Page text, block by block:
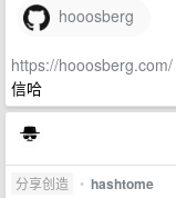
hooosberg
https://hooosberg.com/
信哈
分享创造 • hashtome